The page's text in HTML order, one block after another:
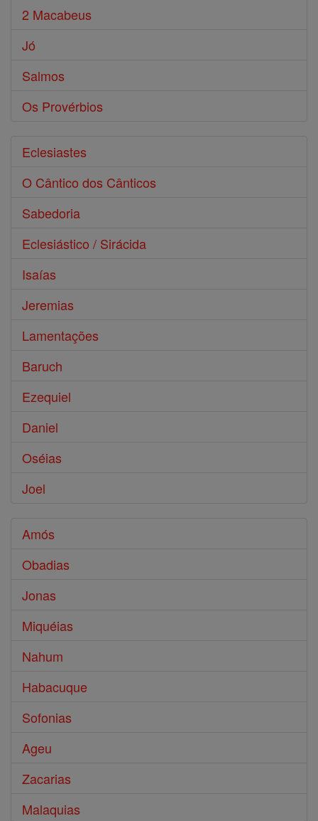
2 Macabeus
Jó
Salmos
Os Provérbios
Eclesiastes
O Cântico dos Cânticos
Sabedoria
Eclesiástico / Sirácida
Isaías
Jeremias
Lamentações
Baruch
Ezequiel
Daniel
Oséias
Joel
Amós
Obadias
Jonas
Miquéias
Nahum
Habacuque
Sofonias
Ageu
Zacarias
Malaquias